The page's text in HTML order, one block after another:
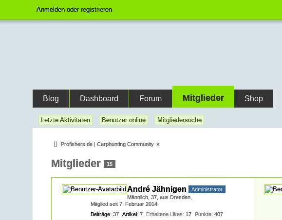
Anmelden oder registrieren
Blog Dashboard Forum Mitglieder Shop
Letzte Aktivitäten Benutzer online Mitgliedersuche
Profishers.de | Carphunting Community »
Mitglieder 15
André Jähnigen
Administrator
Männlich 37 aus Dresden
Mitglied seit 7. Februar 2014
Beiträge 37 Artikel 7 Erhaltene Likes 17 Punkte 407